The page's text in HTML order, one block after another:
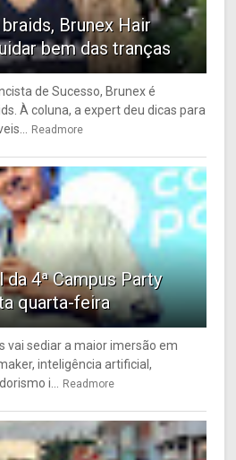
Brunex Hair
bem das tranças
de Sucesso, Brunex é
À coluna, a expert deu dicas para
Readmore
4ª Campus Party
quarta-feira
vai sediar a maior imersão em
inteligência artificial,
i... Readmore